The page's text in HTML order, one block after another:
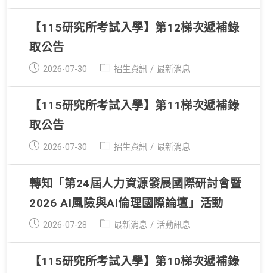
【115研究所考試入學】第12梯次遞補錄
取公告
Post
2026-07-30 Post
招生資訊 / 最新消息
【115研究所考試入學】第11梯次遞補錄
取公告
Post
2026-07-30 Post
招生資訊 / 最新消息
轉知「第24屆人力資源發展國際研討會暨
2026 AI風險與AI倫理國際論壇」活動
Post
2026-07-28 Post
最新消息 / 活動訊息
【115研究所考試入學】第10梯次遞補錄